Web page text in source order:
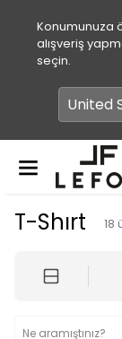
Konumunuza
alışveriş
seçin.
T-Shırt 18